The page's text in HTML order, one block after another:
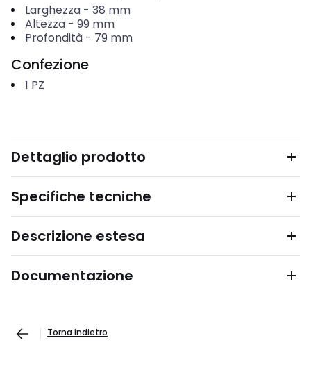
Larghezza- 38 mm
Altezza- 99 mm
Profondità- 79 mm
Confezione
1 PZ
Dettaglio prodotto
Specifiche tecniche
Descrizione estesa
Documentazione
Torna indietro